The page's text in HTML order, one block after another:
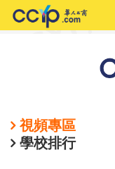
視頻專區
學校排行